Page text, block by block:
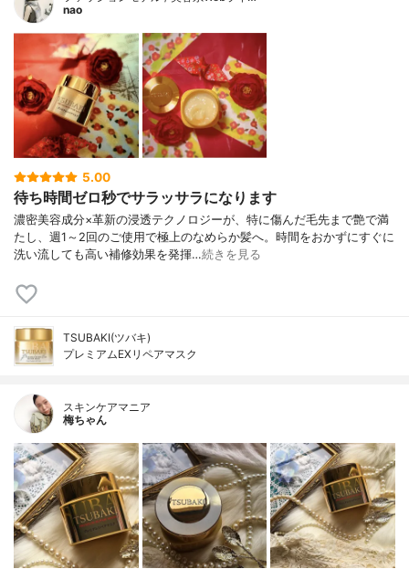
nao
5.00
待ち時間ゼロ秒でサラッサラになります
濃密美容成分×革新の浸透テクノロジーが、特に傷んだ毛先まで艶で満
たし、週1～2回のご使用で極上のなめらか髪へ。時間をおかずにすぐに
洗い流しても高い補修効果を発揮…続きを見る
TSUBAKI(ツバキ)
プレミアムEXリペアマスク
スキンケアマニア
梅ちゃん